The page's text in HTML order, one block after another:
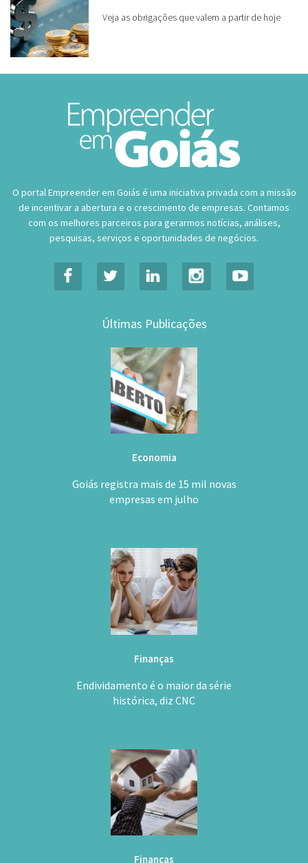
Veja as obrigações que valem a partir de hoje
O portal Empreender em Goiás é uma iniciativa privada com a missão
de incentivar a abertura e o crescimento de empresas. Contamos
com os melhores parceiros para gerarmos notícias, análises,
pesquisas, serviços e oportunidades de negócios.
Últimas Publicações
Economia
Goiás registra mais de 15 mil novas
empresas em julho
Finanças
Endividamento é o maior da série
histórica, diz CNC
Finanças